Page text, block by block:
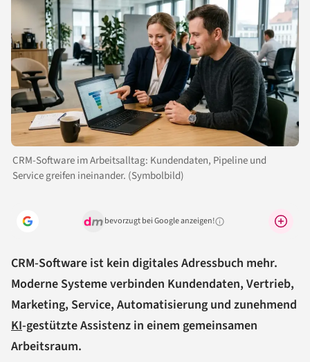
CRM-Software im Arbeitsalltag: Kundendaten, Pipeline und
Service greifen ineinander. (Symbolbild)
bevorzugt bei Google anzeigen!Warum lohnt sich das?
CRM-Software ist kein digitales Adressbuch mehr.
Moderne Systeme verbinden Kundendaten, Vertrieb,
Marketing, Service, Automatisierung und zunehmend
KI-gestützte Assistenz in einem gemeinsamen
Arbeitsraum.